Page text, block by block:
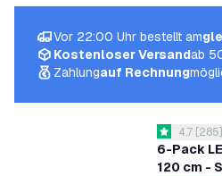
6-Pack
120 cm -
4.7 4.7 [285]
Vor 22:00 Uhr bestellt am
Kostenloser Versandab
Zahlungauf Rechnung